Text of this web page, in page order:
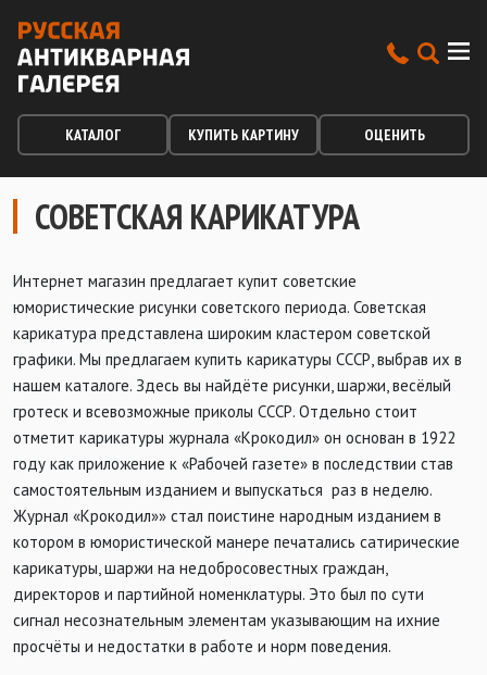
КАТАЛОГ КУПИТЬ КАРТИНУ ОЦЕНИТЬ
СОВЕТСКАЯ КАРИКАТУРА
Интернет магазин предлагает купит советские
юмористические рисунки советского периода. Советская
карикатура представлена широким кластером советской
графики. Мы предлагаем купить карикатуры СССР, выбрав их в
нашем каталоге. Здесь вы найдёте рисунки, шаржи, весёлый
гротеск и всевозможные приколы СССР. Отдельно стоит
отметит карикатуры журнала «Крокодил» он основан в 1922
году как приложение к «Рабочей газете» в последствии став
самостоятельным изданием и выпускаться раз в неделю.
Журнал «Крокодил»» стал поистине народным изданием в
котором в юмористической манере печатались сатирические
карикатуры, шаржи на недобросовестных граждан,
директоров и партийной номенклатуры. Это был по сути
сигнал несознательным элементам указывающим на ихние
просчёты и недостатки в работе и норм поведения.